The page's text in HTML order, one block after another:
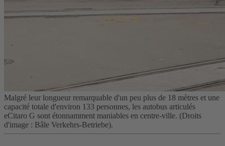
Malgré leur longueur remarquable d'un peu plus de 18 mètres et une
capacité totale d'environ 133 personnes, les autobus articulés
eCitaro G sont étonnamment maniables en centre-ville. (Droits
d'image : Bâle Verkehrs-Betriebe).